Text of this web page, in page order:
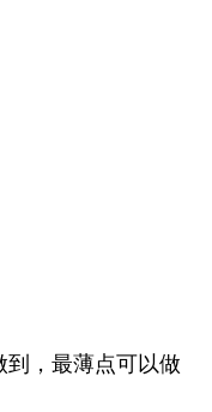
，最薄点可以做